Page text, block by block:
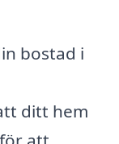
bostad i
ditt hem